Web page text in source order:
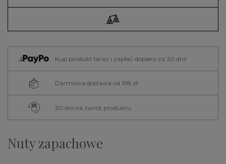
Kup produkt teraz i zapłać dopiero za 30 dni!
Darmowa dostawa od 198 zł
30 dni na zwrot produktu
Nuty zapachowe